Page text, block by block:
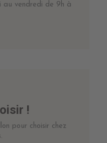
vendredi de 9h à
!
pour choisir chez